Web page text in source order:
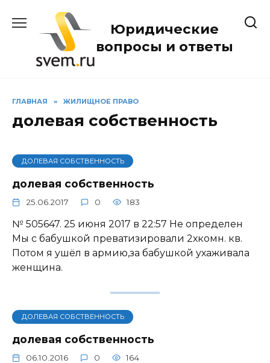
содержанию
Юридические
вопросы и ответы
ГЛАВНАЯ » ЖИЛИЩНОЕ ПРАВО
долевая собственность
ДОЛЕВАЯ СОБСТВЕННОСТЬ
долевая собственность
25.06.2017 0 183
№ 505647. 25 июня 2017 в 22:57 Не определен
Мы с бабушкой преватизировали 2хкомн. кв.
Потом я ушёл в армию,за бабушкой ухаживала
женщина.
ДОЛЕВАЯ СОБСТВЕННОСТЬ
долевая собственность
06.10.2016 0 164